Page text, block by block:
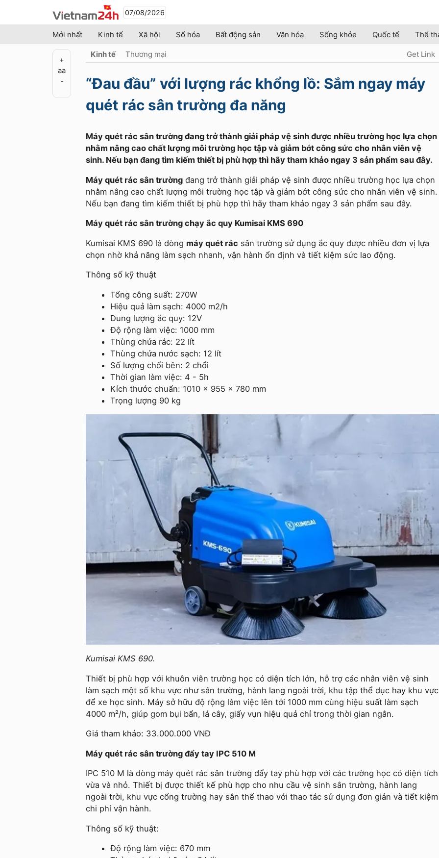
07/08/2026
Mới nhất Kinh tế Xã hội Số hóa Bất động sản Văn hóa Sống khỏe Quốc tế Thể
+
aa
-
Kinh tế Thương mại Get Link
“Đau đầu” với lượng rác khổng lồ: Sắm ngay máy
quét rác sân trường đa năng
Máy quét rác sân trường đang trở thành giải pháp vệ sinh được nhiều trường học lựa chọn
nhằm nâng cao chất lượng môi trường học tập và giảm bớt công sức cho nhân viên vệ
sinh. Nếu bạn đang tìm kiếm thiết bị phù hợp thì hãy tham khảo ngay 3 sản phẩm sau đây.
Máy quét rác sân trường đang trở thành giải pháp vệ sinh được nhiều trường học lựa chọn
nhằm nâng cao chất lượng môi trường học tập và giảm bớt công sức cho nhân viên vệ sinh.
Nếu bạn đang tìm kiếm thiết bị phù hợp thì hãy tham khảo ngay 3 sản phẩm sau đây.
Máy quét rác sân trường chạy ắc quy Kumisai KMS 690
Kumisai KMS 690 là dòng máy quét rác sân trường sử dụng ắc quy được nhiều đơn vị lựa
chọn nhờ khả năng làm sạch nhanh, vận hành ổn định và tiết kiệm sức lao động.
Thông số kỹ thuật
Tổng công suất: 270W
Hiệu quả làm sạch: 4000 m2/h
Dung lượng ắc quy: 12V
Độ rộng làm việc: 1000 mm
Thùng chứa rác: 22 lít
Thùng chứa nước sạch: 12 lít
Số lượng chổi bên: 2 chổi
Thời gian làm việc: 4 - 5h
Kích thước chuẩn: 1010 x 955 x 780 mm
Trọng lượng 90 kg
Kumisai KMS 690.
Thiết bị phù hợp với khuôn viên trường học có diện tích lớn, hỗ trợ các nhân viên vệ sinh
làm sạch một số khu vực như sân trường, hành lang ngoài trời, khu tập thể dục hay khu vực
để xe học sinh. Máy sở hữu độ rộng làm việc lên tới 1000 mm cùng hiệu suất làm sạch
4000 m²/h, giúp gom bụi bẩn, lá cây, giấy vụn hiệu quả chỉ trong thời gian ngắn.
Giá tham khảo: 33.000.000 VNĐ
Máy quét rác sân trường đẩy tay IPC 510 M
IPC 510 M là dòng máy quét rác sân trường đẩy tay phù hợp với các trường học có diện tích
vừa và nhỏ. Thiết bị được thiết kế phù hợp cho nhu cầu vệ sinh sân trường, hành lang
ngoài trời, khu vực cổng trường hay sân thể thao với thao tác sử dụng đơn giản và tiết kiệm
chi phí vận hành.
Thông số kỹ thuật:
Độ rộng làm việc: 670 mm